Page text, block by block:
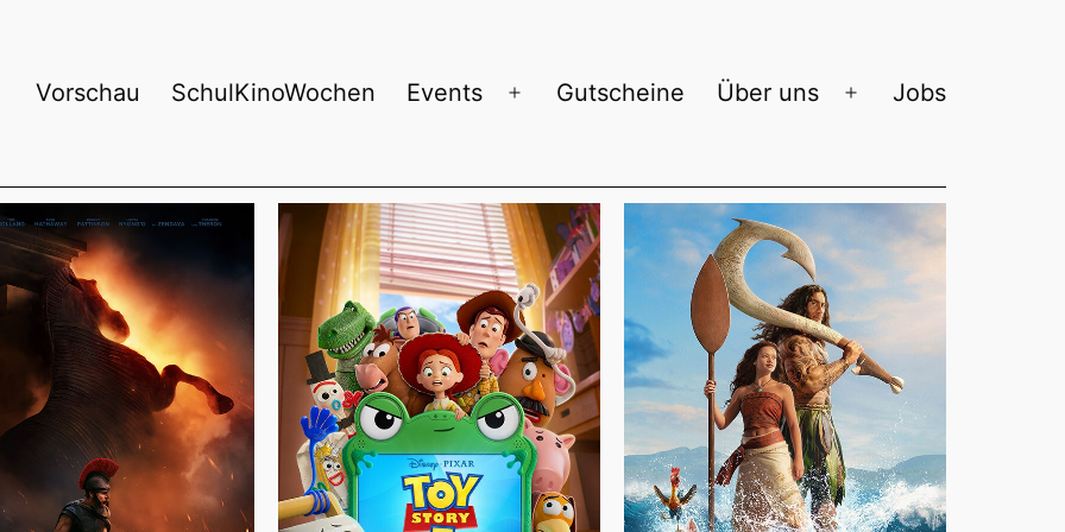
Menü
Vorschau SchulKinoWochen Events
Menü
Gutscheine Über uns
Menü
Jobs